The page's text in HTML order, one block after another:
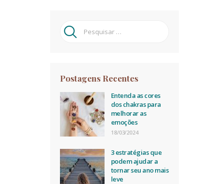
Pesquisar
por:
Postagens Recentes
Entenda as cores
dos chakras para
melhorar as
emoções
18/03/2024
3 estratégias que
podem ajudar a
tornar seu ano mais
leve